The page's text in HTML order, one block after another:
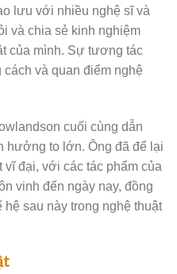
lưu với nhiều nghệ sĩ và
và chia sẻ kinh nghiệm
của mình. Sự tương tác
và quan điểm nghệ
cuối cùng dẫn
hưởng to lớn. Ông đã để lại
vĩ đại, với các tác phẩm của
vinh đến ngày nay, đồng
sau này trong nghệ thuật